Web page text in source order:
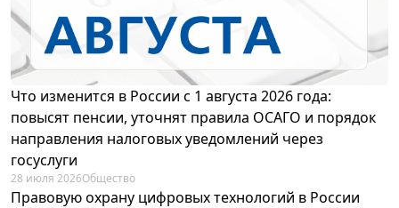
Что изменится в России с 1 августа 2026 года:
повысят пенсии, уточнят правила ОСАГО и порядок
направления налоговых уведомлений через
госуслуги
28 июля 2026Общество
Правовую охрану цифровых технологий в России